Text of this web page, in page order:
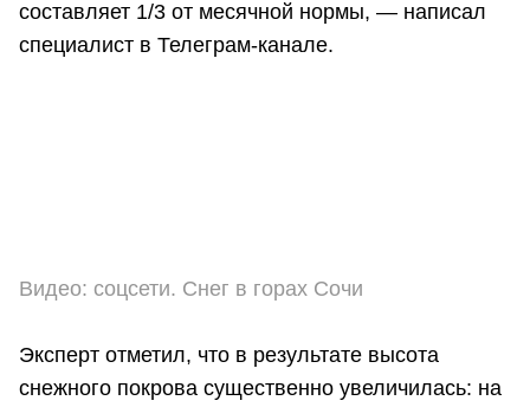
составляет 1/3 от месячной нормы, — написал
специалист в Телеграм-канале.
Видео: соцсети. Снег в горах Сочи
Эксперт отметил, что в результате высота
снежного покрова существенно увеличилась: на